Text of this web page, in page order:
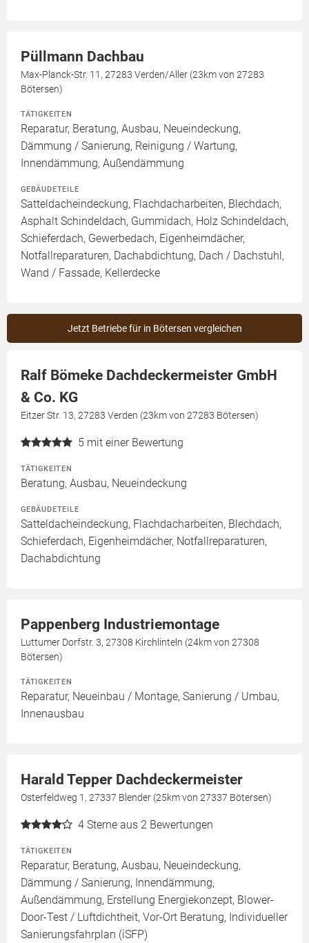
Püllmann Dachbau
Max-Planck-Str. 11, 27283 Verden/Aller (23km von 27283
Bötersen)
TÄTIGKEITEN
Reparatur, Beratung, Ausbau, Neueindeckung,
Dämmung / Sanierung, Reinigung / Wartung,
Innendämmung, Außendämmung
GEBÄUDETEILE
Satteldacheindeckung, Flachdacharbeiten, Blechdach,
Asphalt Schindeldach, Gummidach, Holz Schindeldach,
Schieferdach, Gewerbedach, Eigenheimdächer,
Notfallreparaturen, Dachabdichtung, Dach / Dachstuhl,
Wand / Fassade, Kellerdecke
Jetzt Betriebe für in Bötersen vergleichen
Ralf Bömeke Dachdeckermeister GmbH
& Co. KG
Eitzer Str. 13, 27283 Verden (23km von 27283 Bötersen)
5 mit einer Bewertung
TÄTIGKEITEN
Beratung, Ausbau, Neueindeckung
GEBÄUDETEILE
Satteldacheindeckung, Flachdacharbeiten, Blechdach,
Schieferdach, Eigenheimdächer, Notfallreparaturen,
Dachabdichtung
Pappenberg Industriemontage
Luttumer Dorfstr. 3, 27308 Kirchlinteln (24km von 27308
Bötersen)
TÄTIGKEITEN
Reparatur, Neueinbau / Montage, Sanierung / Umbau,
Innenausbau
Harald Tepper Dachdeckermeister
Osterfeldweg 1, 27337 Blender (25km von 27337 Bötersen)
4 Sterne aus 2 Bewertungen
TÄTIGKEITEN
Reparatur, Beratung, Ausbau, Neueindeckung,
Dämmung / Sanierung, Innendämmung,
Außendämmung, Erstellung Energiekonzept, Blower-
Door-Test / Luftdichtheit, Vor-Ort Beratung, Individueller
Sanierungsfahrplan (iSFP)